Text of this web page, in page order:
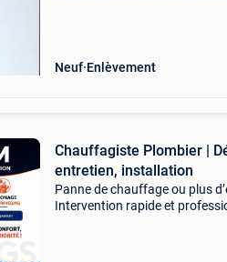
Neuf Enlèvement
Chauffagiste Plombier |
entretien, installation
Panne de chauffage ou plus
Intervention rapide et